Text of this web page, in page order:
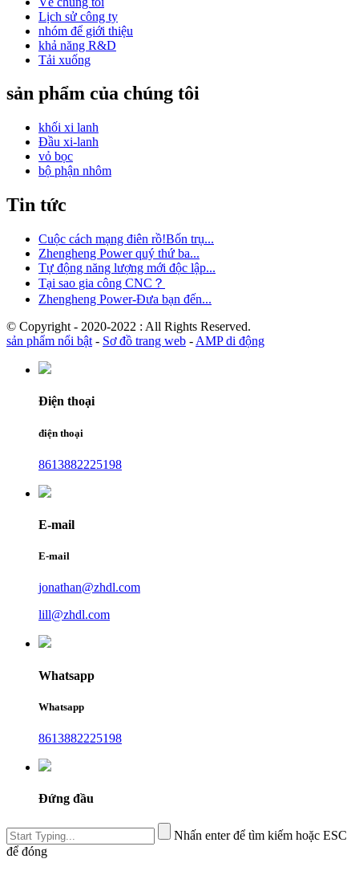
Lịch sử công ty
nhóm để giới thiệu
khả năng R&D
Tải xuống
sản phẩm của chúng tôi
khối xi lanh
Đầu xi-lanh
vỏ bọc
bộ phận nhôm
Tin tức
Cuộc cách mạng điên rồ!Bốn trụ...
Zhengheng Power quý thứ ba...
Tự động năng lượng mới độc lập...
Tại sao gia công CNC？
Zhengheng Power-Đưa bạn đến...
© Copyright - 2020-2022 : All Rights Reserved.
sản phẩm nổi bật - Sơ đồ trang web - AMP di động
Điện thoại
điện thoại
8613882225198
E-mail
E-mail
jonathan@zhdl.com
lill@zhdl.com
Whatsapp
Whatsapp
8613882225198
Đứng đầu
Nhấn enter để tìm kiếm hoặc ESC
để đóng